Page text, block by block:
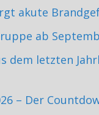
akute
ab
dem letzten
– Der